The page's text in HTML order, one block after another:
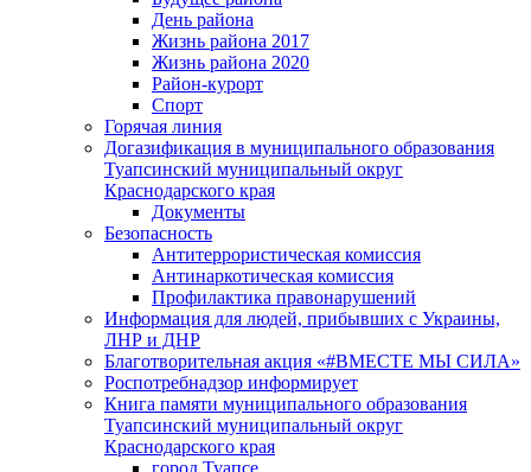
День района
Жизнь района 2017
Жизнь района 2020
Район-курорт
Спорт
Горячая линия
Догазификация в муниципального образования
Туапсинский муниципальный округ
Краснодарского края
Документы
Безопасность
Антитеррористическая комиссия
Антинаркотическая комиссия
Профилактика правонарушений
Информация для людей, прибывших с Украины,
ЛНР и ДНР
Благотворительная акция «#ВМЕСТЕ МЫ СИЛА»
Роспотребнадзор информирует
Книга памяти муниципального образования
Туапсинский муниципальный округ
Краснодарского края
город Туапсе